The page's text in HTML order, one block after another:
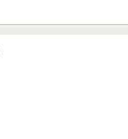
Finns i fler val